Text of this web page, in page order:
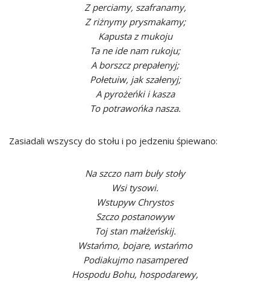
Z perciamy, szafranamy,
Z riżnymy prysmakamy;
Kapusta z mukoju
Ta ne ide nam rukoju;
A borszcz prepałenyj;
Połetuiw, jak szałenyj;
A pyrożeńki i kasza
To potrawońka nasza.
Zasiadali wszyscy do stołu i po jedzeniu śpiewano:
Na szczo nam buły stoły
Wsi tysowi.
Wstupyw Chrystos
Szczo postanowyw
Toj stan małżeńskij.
Wstańmo, bojare, wstańmo
Podiakujmo nasampered
Hospodu Bohu, hospodarewy,